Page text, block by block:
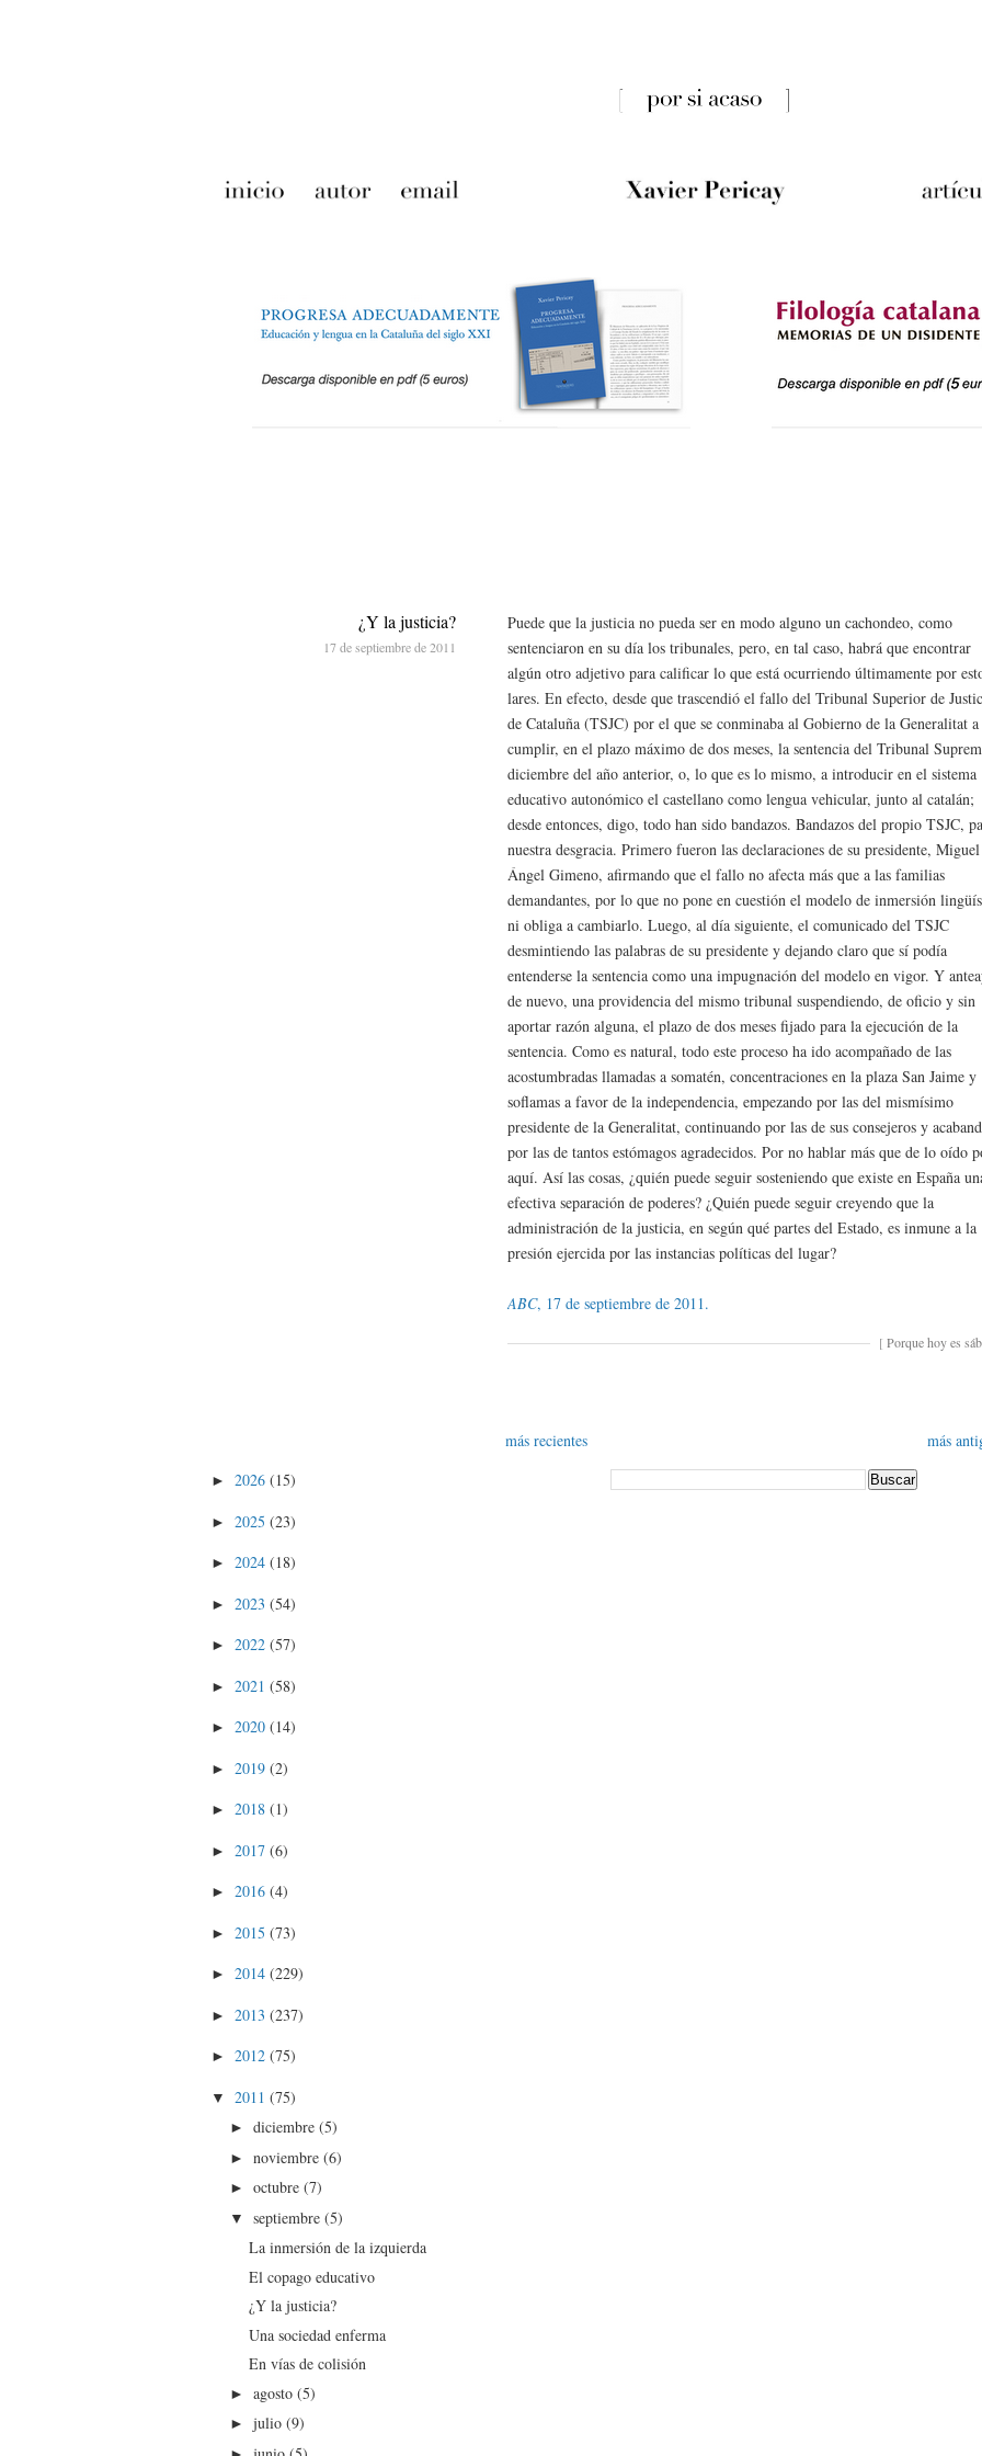
Puede que la justicia no pueda ser en modo alguno un cachondeo, como
sentenciaron en su día los tribunales, pero, en tal caso, habrá que encontrar
algún otro adjetivo para calificar lo que está ocurriendo últimamente por
lares. En efecto, desde que trascendió el fallo del Tribunal Superior de
de Cataluña (TSJC) por el que se conminaba al Gobierno de la Generalitat a
cumplir, en el plazo máximo de dos meses, la sentencia del Tribunal
diciembre del año anterior, o, lo que es lo mismo, a introducir en el sistema
educativo autonómico el castellano como lengua vehicular, junto al catalán;
desde entonces, digo, todo han sido bandazos. Bandazos del propio TSJC,
nuestra desgracia. Primero fueron las declaraciones de su presidente, Miguel
Ángel Gimeno, afirmando que el fallo no afecta más que a las familias
demandantes, por lo que no pone en cuestión el modelo de inmersión
ni obliga a cambiarlo. Luego, al día siguiente, el comunicado del TSJC
desmintiendo las palabras de su presidente y dejando claro que sí podía
entenderse la sentencia como una impugnación del modelo en vigor. Y
de nuevo, una providencia del mismo tribunal suspendiendo, de oficio y sin
aportar razón alguna, el plazo de dos meses fijado para la ejecución de la
sentencia. Como es natural, todo este proceso ha ido acompañado de las
acostumbradas llamadas a somatén, concentraciones en la plaza San Jaime y
soflamas a favor de la independencia, empezando por las del mismísimo
presidente de la Generalitat, continuando por las de sus consejeros y
por las de tantos estómagos agradecidos. Por no hablar más que de lo oído
aquí. Así las cosas, ¿quién puede seguir sosteniendo que existe en España
efectiva separación de poderes? ¿Quién puede seguir creyendo que la
administración de la justicia, en según qué partes del Estado, es inmune a la
presión ejercida por las instancias políticas del lugar?
ABC, 17 de septiembre de 2011.
[Porque hoy es
¿Y la justicia?
17 de septiembre de 2011
más recientes más
►2026(15)
►2025(23)
►2024(18)
►2023(54)
►2022(57)
►2021(58)
►2020(14)
►2019(2)
►2018(1)
►2017(6)
►2016(4)
►2015(73)
►2014(229)
►2013(237)
►2012(75)
▼2011(75)
►diciembre(5)
►noviembre(6)
►octubre(7)
▼septiembre(5)
La inmersión de la izquierda
El copago educativo
¿Y la justicia?
Una sociedad enferma
En vías de colisión
►agosto(5)
►julio(9)